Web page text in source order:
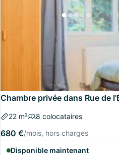
Chambre privée dans Rue de
22 m² 8 colocataires
680 €/mois, hors charges
Disponible maintenant